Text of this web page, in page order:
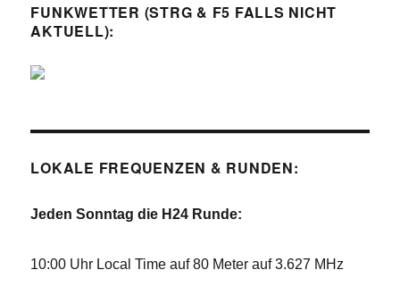
FUNKWETTER (STRG & F5 FALLS NICHT
AKTUELL):
LOKALE FREQUENZEN & RUNDEN:
Jeden Sonntag die H24 Runde:
10:00 Uhr Local Time auf 80 Meter auf 3.627 MHz